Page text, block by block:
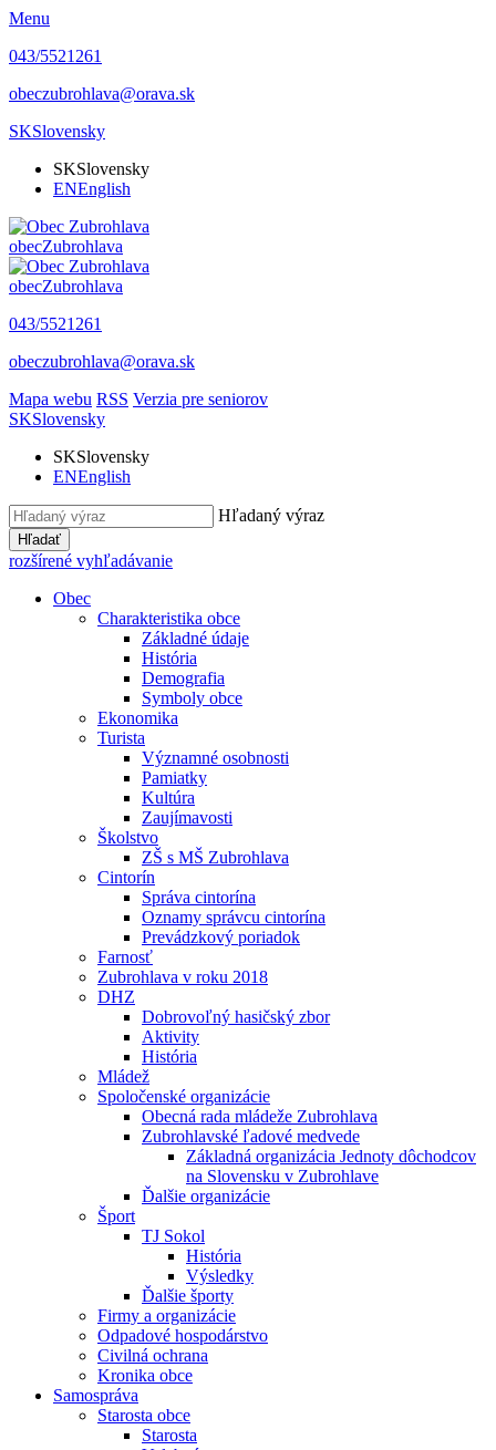
Menu
043/5521261
obeczubrohlava@orava.sk
SKSlovensky
SKSlovensky
ENEnglish
obecZubrohlava
obecZubrohlava
043/5521261
obeczubrohlava@orava.sk
Mapa webu RSS Verzia pre seniorov
SKSlovensky
SKSlovensky
ENEnglish
Hľadaný výraz
Hľadať
rozšírené vyhľadávanie
Obec
Charakteristika obce
Základné údaje
História
Demografia
Symboly obce
Ekonomika
Turista
Významné osobnosti
Pamiatky
Kultúra
Zaujímavosti
Školstvo
ZŠ s MŠ Zubrohlava
Cintorín
Správa cintorína
Oznamy správcu cintorína
Prevádzkový poriadok
Farnosť
Zubrohlava v roku 2018
DHZ
Dobrovoľný hasičský zbor
Aktivity
História
Mládež
Spoločenské organizácie
Obecná rada mládeže Zubrohlava
Zubrohlavské ľadové medvede
Základná organizácia Jednoty dôchodcov
na Slovensku v Zubrohlave
Ďalšie organizácie
Šport
TJ Sokol
História
Výsledky
Ďalšie športy
Firmy a organizácie
Odpadové hospodárstvo
Civilná ochrana
Kronika obce
Samospráva
Starosta obce
Starosta